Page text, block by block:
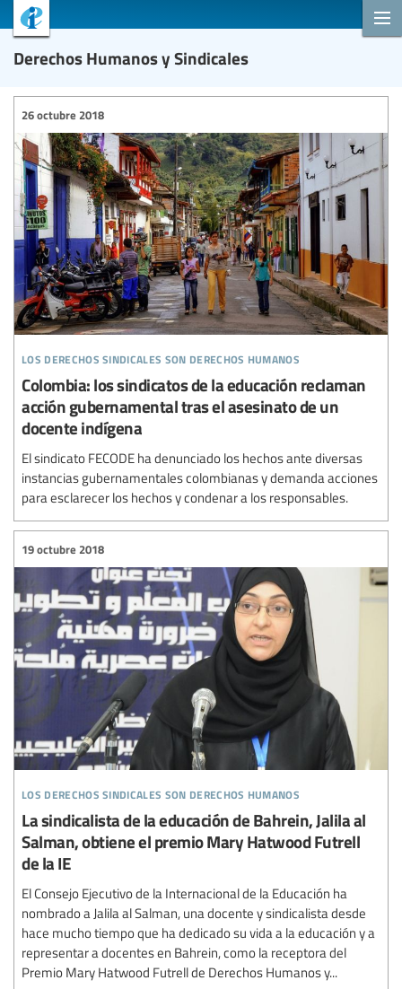
Derechos Humanos y Sindicales
los derechos sindicales son derechos humanos
26 octubre 2018
Colombia: los sindicatos de la educación reclaman
acción gubernamental tras el asesinato de un
docente indígena
El sindicato FECODE ha denunciado los hechos ante diversas
instancias gubernamentales colombianas y demanda acciones
para esclarecer los hechos y condenar a los responsables.
los derechos sindicales son derechos humanos
19 octubre 2018
La sindicalista de la educación de Bahrein, Jalila al
Salman, obtiene el premio Mary Hatwood Futrell
de la IE
El Consejo Ejecutivo de la Internacional de la Educación ha
nombrado a Jalila al Salman, una docente y sindicalista desde
hace mucho tiempo que ha dedicado su vida a la educación y a
representar a docentes en Bahrein, como la receptora del
Premio Mary Hatwood Futrell de Derechos Humanos y...